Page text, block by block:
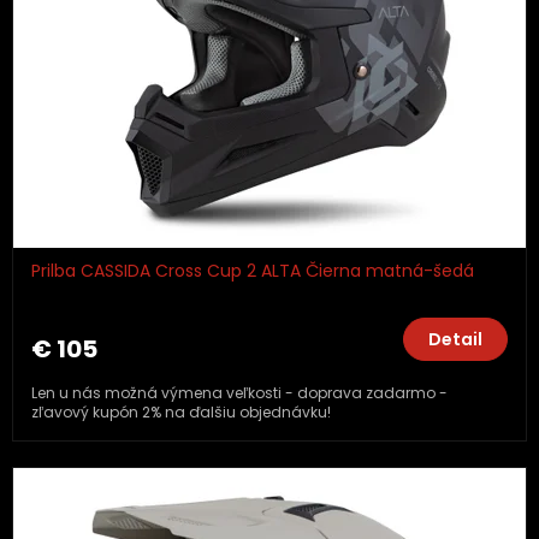
Prilba CASSIDA Cross Cup 2 ALTA Čierna matná-šedá
€ 105 Detail
Len u nás možná výmena veľkosti - doprava zadarmo -
zľavový kupón 2% na ďalšiu objednávku!